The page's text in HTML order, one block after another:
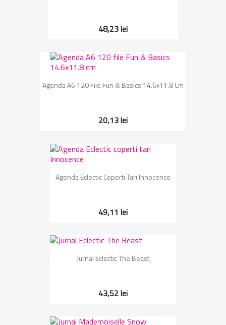
48,23 lei
Agenda A6 120 File Fun & Basics 14.6x11.8 Cm
20,13 lei
Agenda Eclectic Coperti Tari Innocence
49,11 lei
Jurnal Eclectic The Beast
43,52 lei